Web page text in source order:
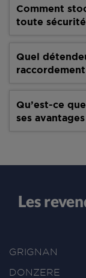
Comment
toute
Quel
Qu’est-ce
ses avantages
Les
GRIGNAN
DONZERE